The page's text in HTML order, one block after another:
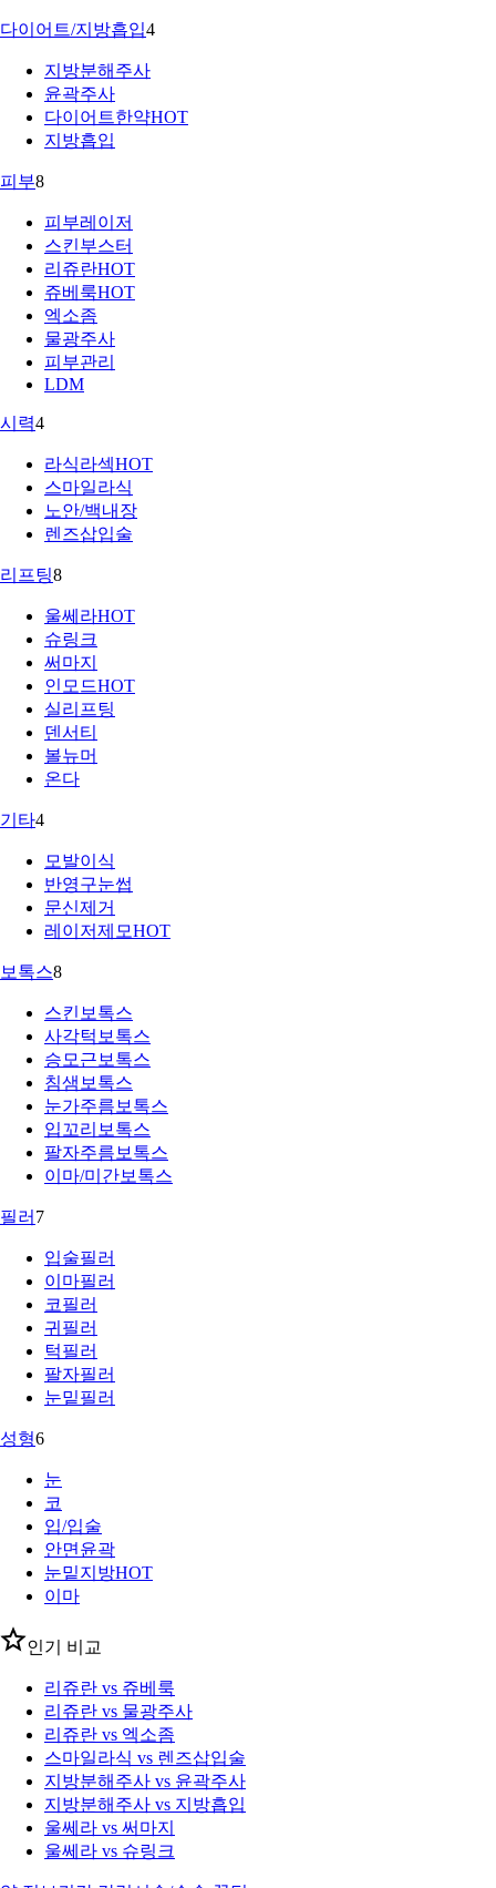
다이어트/지방흡입4
지방분해주사
윤곽주사
다이어트한약HOT
지방흡입
피부8
피부레이저
스킨부스터
리쥬란HOT
쥬베룩HOT
엑소좀
물광주사
피부관리
LDM
시력4
라식라섹HOT
스마일라식
노안/백내장
렌즈삽입술
리프팅8
울쎄라HOT
슈링크
써마지
인모드HOT
실리프팅
덴서티
볼뉴머
온다
기타4
모발이식
반영구눈썹
문신제거
레이저제모HOT
보톡스8
스킨보톡스
사각턱보톡스
승모근보톡스
침샘보톡스
눈가주름보톡스
입꼬리보톡스
팔자주름보톡스
이마/미간보톡스
필러 7
입술필러
이마필러
코필러
귀필러
턱필러
팔자필러
눈밑필러
성형6
눈
코
입/입술
안면윤곽
눈밑지방HOT
이마
인기 비교
리쥬란 vs 쥬베룩
리쥬란 vs 물광주사
리쥬란 vs 엑소좀
스마일라식 vs 렌즈삽입술
지방분해주사 vs 윤곽주사
지방분해주사 vs 지방흡입
울쎄라 vs 써마지
울쎄라 vs 슈링크